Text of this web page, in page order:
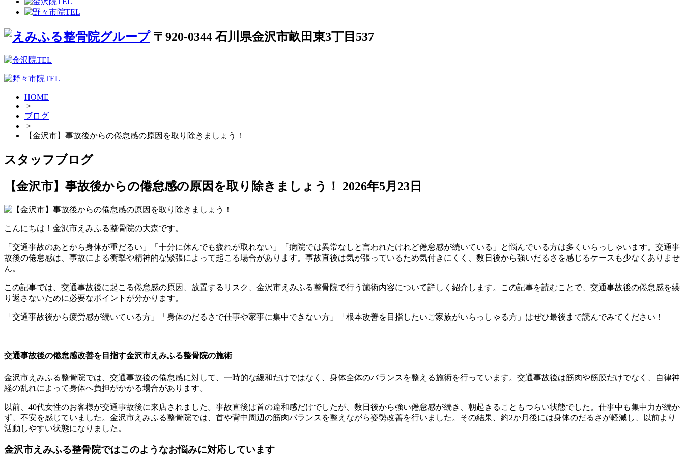
〒920-0344 石川県金沢市畝田東3丁目537
HOME
>
ブログ
>
【金沢市】事故後からの倦怠感の原因を取り除きましょう！
スタッフブログ
【金沢市】事故後からの倦怠感の原因を取り除きましょう！
2026年5月23日
こんにちは！金沢市えみふる整骨院の大森です。
「交通事故のあとから身体が重だるい」「十分に休んでも疲れが取れない」「病院では異常なしと言われたけれど倦怠感が続いている」と悩んでいる方は多くいらっしゃいます。交通事
故後の倦怠感は、事故による衝撃や精神的な緊張によって起こる場合があります。事故直後は気が張っているため気付きにくく、数日後から強いだるさを感じるケースも少なくありませ
ん。
この記事では、交通事故後に起こる倦怠感の原因、放置するリスク、金沢市えみふる整骨院で行う施術内容について詳しく紹介します。この記事を読むことで、交通事故後の倦怠感を繰
り返さないために必要なポイントが分かります。
「交通事故後から疲労感が続いている方」「身体のだるさで仕事や家事に集中できない方」「根本改善を目指したいご家族がいらっしゃる方」はぜひ最後まで読んでみてください！
交通事故後の倦怠感改善を目指す金沢市えみふる整骨院の施術
金沢市えみふる整骨院では、交通事故後の倦怠感に対して、一時的な緩和だけではなく、身体全体のバランスを整える施術を行っています。交通事故後は筋肉や筋膜だけでなく、自律神
経の乱れによって身体へ負担がかかる場合があります。
以前、40代女性のお客様が交通事故後に来店されました。事故直後は首の違和感だけでしたが、数日後から強い倦怠感が続き、朝起きることもつらい状態でした。仕事中も集中力が続か
ず、不安を感じていました。金沢市えみふる整骨院では、首や背中周辺の筋肉バランスを整えながら姿勢改善を行いました。その結果、約2か月後には身体のだるさが軽減し、以前より
活動しやすい状態になりました。
金沢市えみふる整骨院ではこのようなお悩みに対応しています